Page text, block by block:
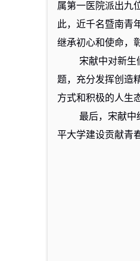
属第一医院派出九
此，近千名暨南青
继承初心和使命，
宋献中对新生
题，充分发挥创造
方式和积极的人生
最后，宋献中
平大学建设贡献青